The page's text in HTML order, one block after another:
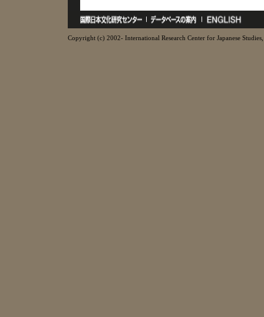
Copyright (c) 2002- International Research Center for Japanese